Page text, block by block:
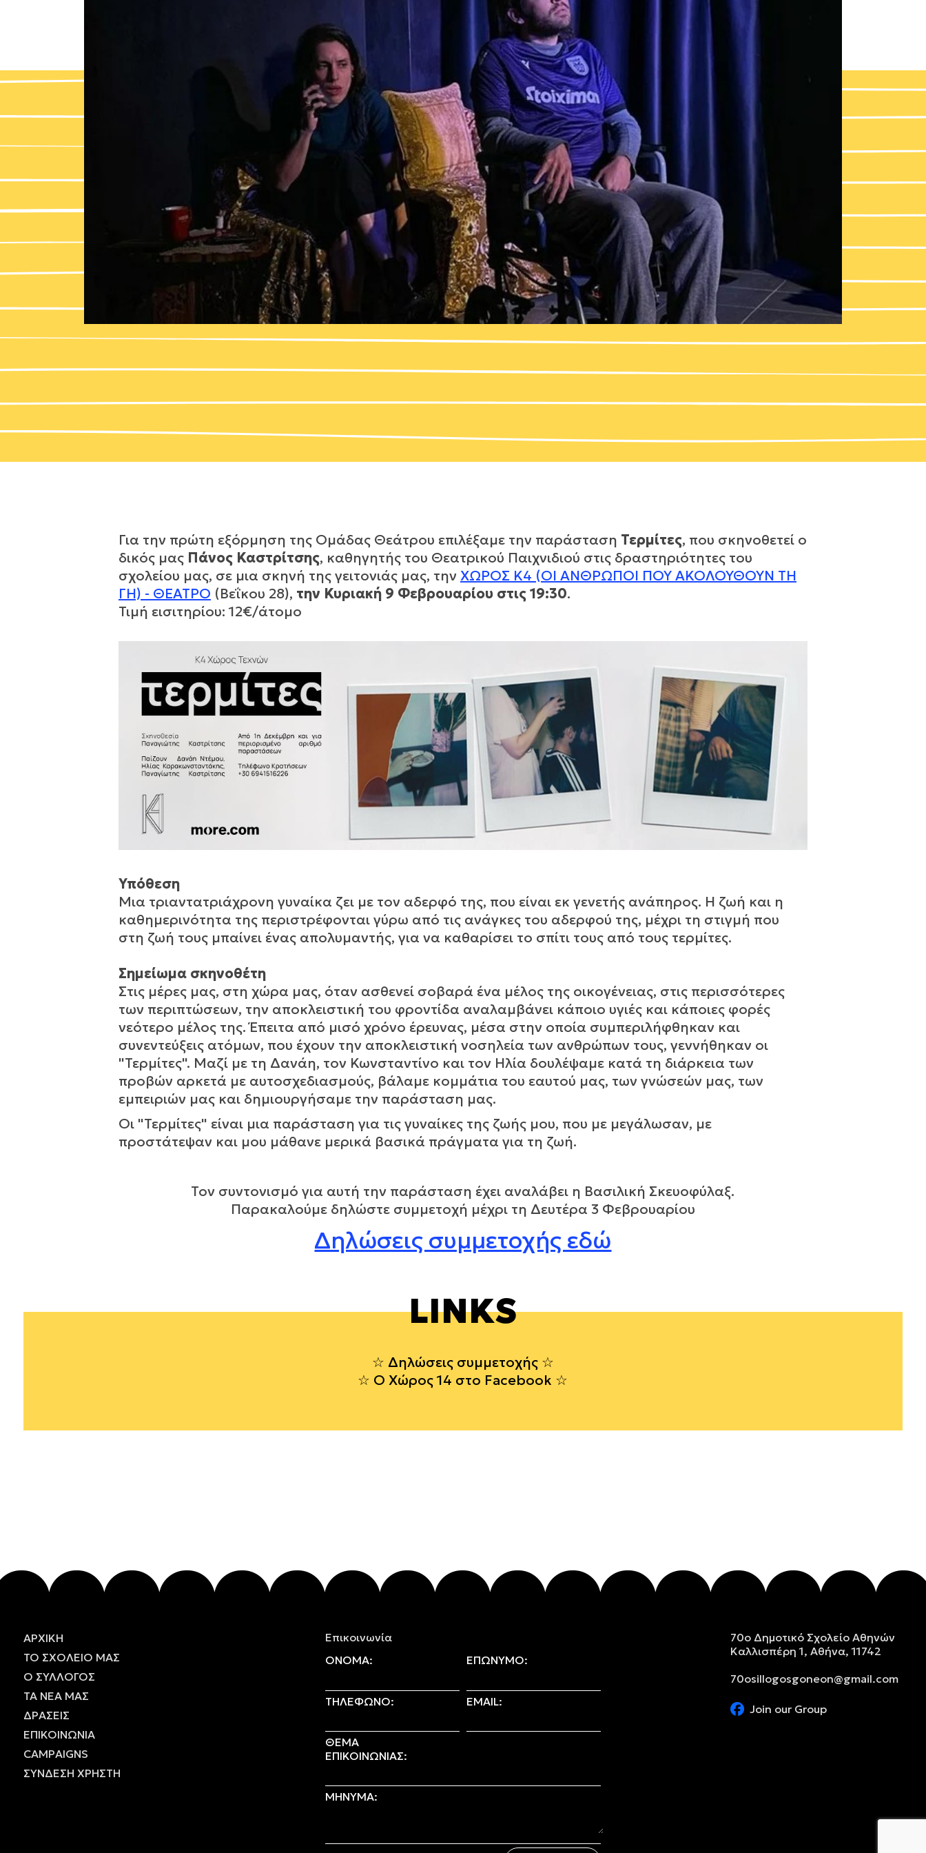
Για την πρώτη εξόρμηση της Ομάδας Θεάτρου επιλέξαμε την παράσταση Τερμίτες, που σκηνοθετεί ο
δικός μας Πάνος Καστρίτσης, καθηγητής του Θεατρικού Παιχνιδιού στις δραστηριότητες του
σχολείου μας, σε μια σκηνή της γειτονιάς μας, τηνΧΩΡΟΣ Κ4 (ΟΙ ΑΝΘΡΩΠΟΙ ΠΟΥ ΑΚΟΛΟΥΘΟΥΝ ΤΗ
ΓΗ) - ΘΕΑΤΡΟ (Βεΐκου 28), την Κυριακή 9 Φεβρουαρίου στις 19:30.
Τιμή εισιτηρίου: 12€/άτομο
Υπόθεση
Μια τριαντατριάχρονη γυναίκα ζει με τον αδερφό της, που είναι εκ γενετής ανάπηρος. Η ζωή και η
καθημερινότητα της περιστρέφονται γύρω από τις ανάγκες του αδερφού της, μέχρι τη στιγμή που
στη ζωή τους μπαίνει ένας απολυμαντής, για να καθαρίσει το σπίτι τους από τους τερμίτες.
Σημείωμα σκηνοθέτη
Στις μέρες μας, στη χώρα μας, όταν ασθενεί σοβαρά ένα μέλος της οικογένειας, στις περισσότερες
των περιπτώσεων, την αποκλειστική του φροντίδα αναλαμβάνει κάποιο υγιές και κάποιες φορές
νεότερο μέλος της. Έπειτα από μισό χρόνο έρευνας, μέσα στην οποία συμπεριλήφθηκαν και
συνεντεύξεις ατόμων, που έχουν την αποκλειστική νοσηλεία των ανθρώπων τους, γεννήθηκαν οι
"Τερμίτες". Μαζί με τη Δανάη, τον Κωνσταντίνο και τον Ηλία δουλέψαμε κατά τη διάρκεια των
προβών αρκετά με αυτοσχεδιασμούς, βάλαμε κομμάτια του εαυτού μας, των γνώσεών μας, των
εμπειριών μας και δημιουργήσαμε την παράσταση μας.
Οι "Τερμίτες" είναι μια παράσταση για τις γυναίκες της ζωής μου, που με μεγάλωσαν, με
προστάτεψαν και μου μάθανε μερικά βασικά πράγματα για τη ζωή.
Τον συντονισμό για αυτή την παράσταση έχει αναλάβει η Βασιλική Σκευοφύλαξ.
Παρακαλούμε δηλώστε συμμετοχή μέχρι τη Δευτέρα 3 Φεβρουαρίου
Δηλώσεις συμμετοχής εδώ
LINKS
Δηλώσεις συμμετοχής
Ο Χώρος 14 στο Facebook
ΤΟ ΣΧΟΛΕΙΟ ΜΑΣ
Ο ΣΥΛΛΟΓΟΣ
ΑΡΧΙΚΗ
ΤΑ ΝΕΑ ΜΑΣ
ΔΡΑΣΕΙΣ
ΕΠΙΚΟΙΝΩΝΙΑ
CAMPAIGNS
ΣΥΝΔΕΣΗ ΧΡΗΣΤΗ
Επικοινωνία
ΟΝΟΜΑ:
ΕΠΩΝΥΜΟ:
ΤΗΛΕΦΩΝΟ: EMAIL:
ΘΕΜΑ
ΕΠΙΚΟΙΝΩΝΙΑΣ:
ΜΗΝΥΜΑ:
70ο Δημοτικό Σχολείο Αθηνών
Καλλισπέρη 1, Αθήνα, 11742
70osillogosgoneon@gmail.com
Join our Group